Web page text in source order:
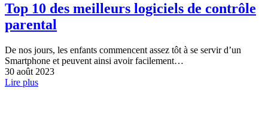
Top 10 des meilleurs logiciels de contrôle
parental
De nos jours, les enfants commencent assez tôt à se servir d’un
Smartphone et peuvent ainsi avoir facilement…
30 août 2023
Lire plus